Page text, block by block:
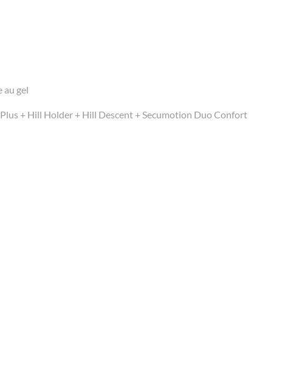
au gel
+ Hill Holder + Hill Descent + Secumotion Duo Confort